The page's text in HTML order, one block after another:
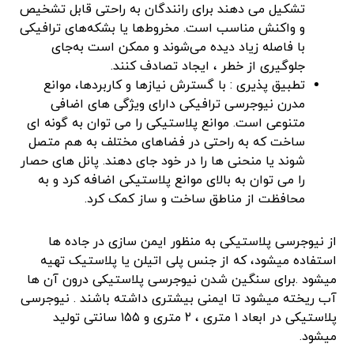
تشکیل می دهند برای رانندگان به راحتی قابل تشخیص
و واکنش مناسب است. مخروط‌ها یا بشکه‌های ترافیکی
با فاصله زیاد دیده می‌شوند و ممکن است به‌جای
جلوگیری از خطر ، ایجاد تصادف کنند.
تطبیق پذیری : با گسترش نیازها و کاربردها، موانع
مدرن نیوجرسی ترافیکی دارای ویژگی های اضافی
متنوعی است. موانع پلاستیکی را می توان به گونه ای
ساخت که به راحتی در فضاهای مختلف به هم متصل
شوند یا منحنی ها را در خود جای دهند. پانل های حصار
را می توان به بالای موانع پلاستیکی اضافه کرد و به
محافظت از مناطق ساخت و ساز کمک کرد.
از نیوجرسی پلاستیکی به منظور ایمن سازی در جاده ها
استفاده میشود، که از جنس پلی اتیلن یا پلاستیک تهیه
میشود .برای سنگین شدن نیوجرسی پلاستیکی درون آن ها
آب ریخته میشود تا ایمنی بیشتری داشته باشند . نیوجرسی
پلاستیکی در ابعاد ۱ متری ، ۲ متری و ۱۵۵ سانتی تولید
میشود.